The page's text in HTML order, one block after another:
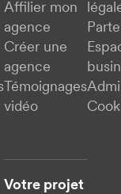
Affilier mon
agence
Créer une
agence
Témoignages
vidéo
Votre projet